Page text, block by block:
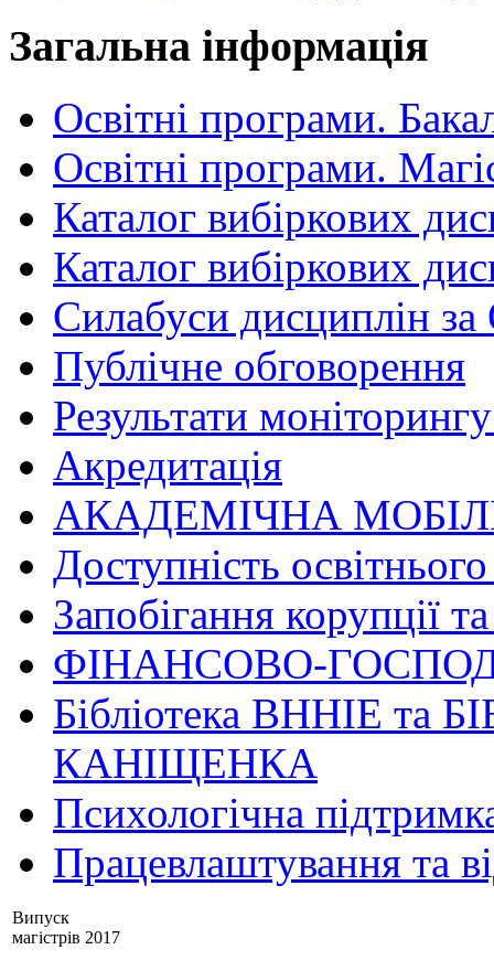
Загальна інформація
Освітні програми.
Освітні програми.
Каталог вибіркових
Каталог вибіркових
Силабуси дисциплін
Публічне обговорення
Результати
Акредитація
АКАДЕМІЧНА
Доступність
Запобігання корупції
ФІНАНСОВО-
Бібліотека ВННІЕ та
КАНІЩЕНКА
Психологічна
Працевлаштування та
Випуск
магістрів 2017